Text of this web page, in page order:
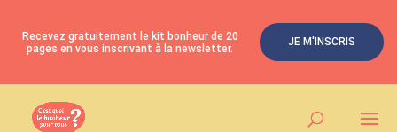
Recevez gratuitement le kit bonheur de 20
pages en vous inscrivant à la newsletter.
JE M'INSCRIS